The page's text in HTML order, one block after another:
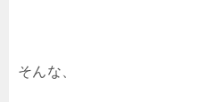
そんな、